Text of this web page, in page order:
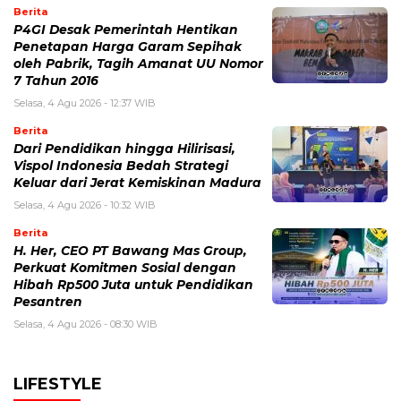
Berita
P4GI Desak Pemerintah Hentikan
Penetapan Harga Garam Sepihak
oleh Pabrik, Tagih Amanat UU Nomor
7 Tahun 2016
Selasa, 4 Agu 2026 - 12:37 WIB
Berita
Dari Pendidikan hingga Hilirisasi,
Vispol Indonesia Bedah Strategi
Keluar dari Jerat Kemiskinan Madura
Selasa, 4 Agu 2026 - 10:32 WIB
Berita
H. Her, CEO PT Bawang Mas Group,
Perkuat Komitmen Sosial dengan
Hibah Rp500 Juta untuk Pendidikan
Pesantren
Selasa, 4 Agu 2026 - 08:30 WIB
LIFESTYLE